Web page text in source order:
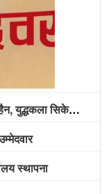
अग्रपंक्ति दिने समय
स्थापना